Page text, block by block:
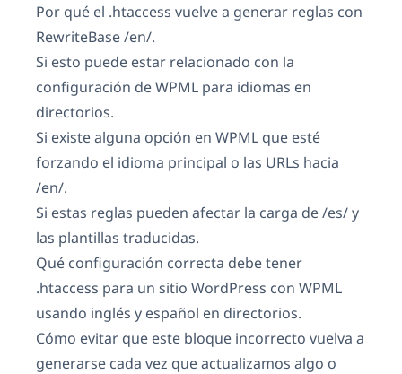
Por qué el .htaccess vuelve a generar reglas con
RewriteBase /en/.
Si esto puede estar relacionado con la
configuración de WPML para idiomas en
directorios.
Si existe alguna opción en WPML que esté
forzando el idioma principal o las URLs hacia
/en/.
Si estas reglas pueden afectar la carga de /es/ y
las plantillas traducidas.
Qué configuración correcta debe tener
.htaccess para un sitio WordPress con WPML
usando inglés y español en directorios.
Cómo evitar que este bloque incorrecto vuelva a
generarse cada vez que actualizamos algo o